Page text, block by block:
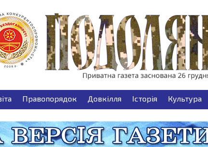
Правопорядок Довкілля Історія Культура